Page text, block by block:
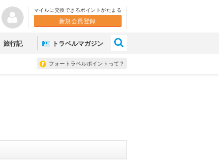
マイルに交換できるポイントがたまる
新規会員登録
旅行記 トラベルマガジン
フォートラベルポイントって？